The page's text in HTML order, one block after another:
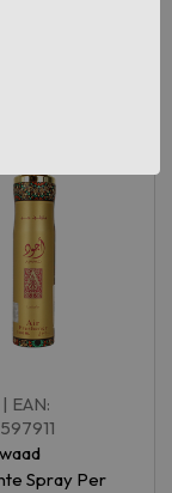
| EAN:
Spray Per